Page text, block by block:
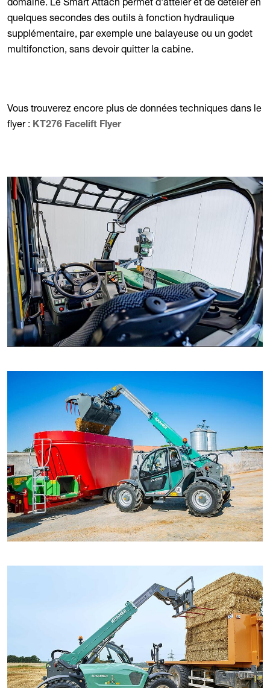
quelques secondes des outils à fonction hydraulique
supplémentaire, par exemple une balayeuse ou un godet
multifonction, sans devoir quitter la cabine.
Vous trouverez encore plus de données techniques dans le
flyer : KT276 Facelift Flyer